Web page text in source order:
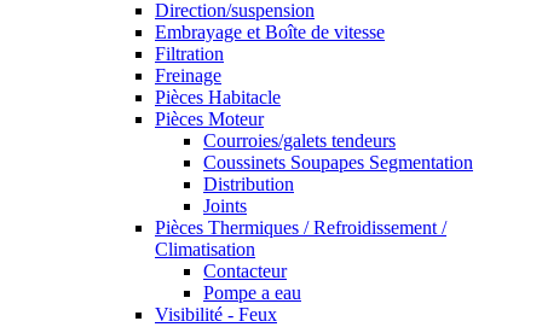
Direction/suspension
Embrayage et Boîte de vitesse
Filtration
Freinage
Pièces Habitacle
Pièces Moteur
Courroies/galets tendeurs
Coussinets Soupapes Segmentation
Distribution
Joints
Pièces Thermiques / Refroidissement /
Climatisation
Contacteur
Pompe a eau
Visibilité - Feux